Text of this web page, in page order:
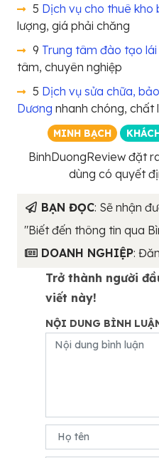
5 Dịch vụ cho thuê kho
lượng, giá phải chăng
9 Trung tâm đào tạo
tâm, chuyên nghiệp
5 Dịch vụ sửa chữa,
Dương nhanh chóng, chất
MINH BẠCH
BinhDuongReview đặt
dùng có quyết
BẠN ĐỌC: Sẽ nhận
"Biết đến thông tin qua
DOANH NGHIỆP:
Trở thành người
viết này!
NỘI DUNG BÌNH